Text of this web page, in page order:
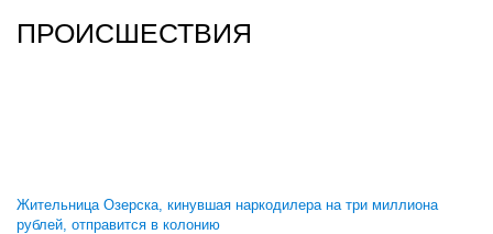
ПРОИСШЕСТВИЯ
Жительница Озерска, кинувшая наркодилера на три миллиона
рублей, отправится в колонию